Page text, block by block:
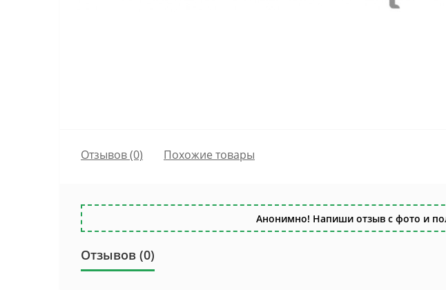
Отзывов (0) Похожие товары
Анонимно! Напиши отзыв с фото и
Отзывов (0)